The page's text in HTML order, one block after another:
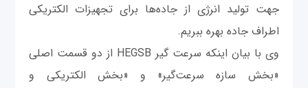
جهت تولید انرژی از جاده‌ها برای تجهیزات الکتریکی
اطراف جاده بهره ببریم.
وی با بیان اینکه سرعت گیر HEGSB از دو قسمت اصلی
«بخش سازه سرعت‌گیر» و «بخش الکتریکی و